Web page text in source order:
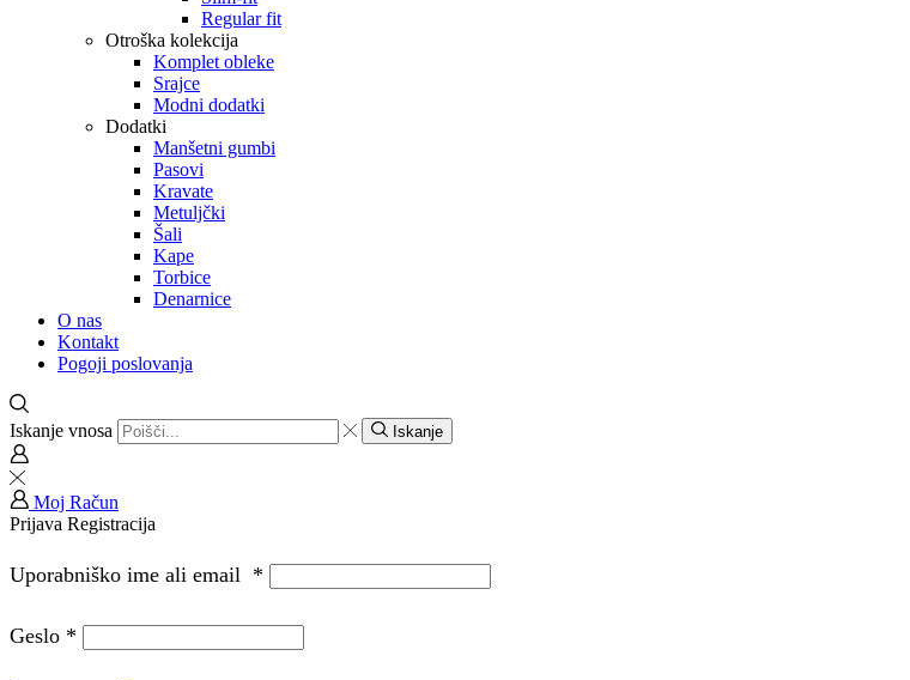
Regular fit
Otroška kolekcija
Komplet obleke
Srajce
Modni dodatki
Dodatki
Manšetni gumbi
Pasovi
Kravate
Metuljčki
Šali
Kape
Torbice
Denarnice
O nas
Kontakt
Pogoji poslovanja
Iskanje vnosa Iskanje
Moj Račun
Prijava Registracija
Uporabniško ime ali email *
Geslo *